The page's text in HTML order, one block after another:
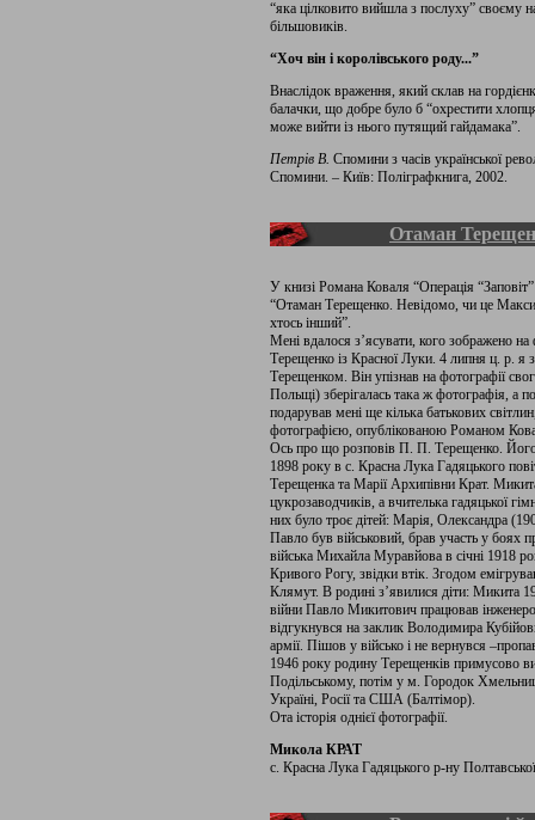
“яка цілковито вийшла з послуху” своєму
більшовиків.
“Хоч він і королівського роду...”
Внаслідок враження, який склав на
балачки, що добре було б “охрестити
може вийти із нього путящий гайдамака”.
Петрів В. Спомини з часів української
Спомини. – Київ: Поліграфкнига, 2002.
Отаман
У книзі Романа Коваля “Операція
“Отаман Терещенко. Невідомо, чи це
хтось інший”.
Мені вдалося з’ясувати, кого зображено
Терещенко із Красної Луки. 4 липня ц. р.
Терещенком. Він упізнав на фотографії
Польщі) зберігалась така ж фотографія, а
подарував мені ще кілька батькових
фотографією, опублікованою Романом
Ось про що розповів П. П. Терещенко.
1898 року в с. Красна Лука Гадяцького
Терещенка та Марії Архипівни Крат.
цукрозаводчиків, а вчителька гадяцької
них було троє дітей: Марія, Олександра
Павло був військовий, брав участь у боях
війська Михайла Муравйова в січні 1918
Кривого Рогу, звідки втік. Згодом
Клямут. В родині з’явилися діти: Микита
війни Павло Микитович працював
відгукнувся на заклик Володимира
армії. Пішов у військо і не вернувся
1946 року родину Терещенків примусово
Подільському, потім у м. Городок
Україні, Росії та США (Балтімор).
Ота історія однієї фотографії.
Микола КРАТ
с. Красна Лука Гадяцького р-ну